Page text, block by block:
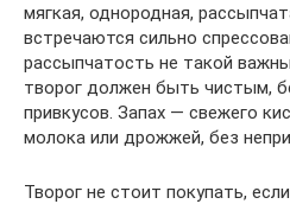
мягкая, однородная,
встречаются сильно
рассыпчатость не такой
творог должен быть чистым,
привкусов. Запах — свежего
молока или дрожжей, без
Творог не стоит покупать,